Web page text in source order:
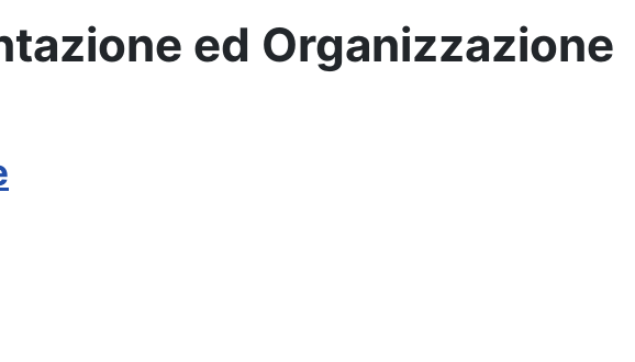
ed Organizzazione